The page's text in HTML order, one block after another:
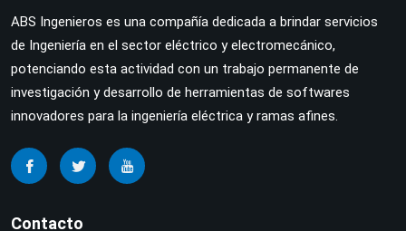
ABS Ingenieros es una compañía dedicada a brindar servicios
de Ingeniería en el sector eléctrico y electromecánico,
potenciando esta actividad con un trabajo permanente de
investigación y desarrollo de herramientas de softwares
innovadores para la ingeniería eléctrica y ramas afines.
Contacto